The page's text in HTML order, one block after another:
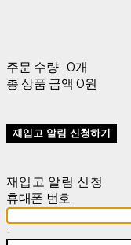
주문 수량 0개
총 상품 금액 0원
재입고 알림 신청하기
재입고 알림 신청
휴대폰 번호
-